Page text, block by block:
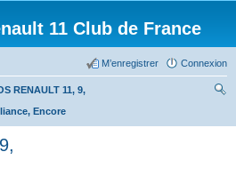
11 Club de France
Connexion
M’enregistrer
RENAULT 11, 9,
Encore